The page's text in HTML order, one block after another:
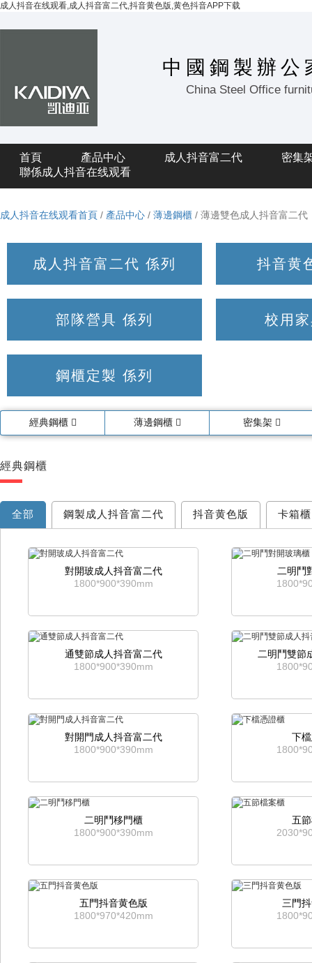
成人抖音在线观看,成人抖音富二代,抖音黄色版,黄色抖音APP下载
中國鋼製辦公
China Steel Office
首頁 產品中心 成人抖音富二代
密集
聯係成人抖音在线观看
成人抖音在线观看首頁 / 產品中心 / 薄邊鋼櫃 / 薄邊雙色成人抖音富二代
成人抖音富二代 係列 抖音黄
部隊營具 係列 校用
鋼櫃定製 係列
經典鋼櫃 薄邊鋼櫃 密集架
經典鋼櫃
全部 鋼製成人抖音富二代 抖音黄色版 卡箱櫃
對開玻成人抖音富二代
1800*900*390mm
二明鬥
通雙節成人抖音富二代
1800*900*390mm
二明鬥雙節
對開門成人抖音富二代
1800*900*390mm
下
二明鬥移門櫃
1800*900*390mm
五
五門抖音黄色版
1800*970*420mm
三門